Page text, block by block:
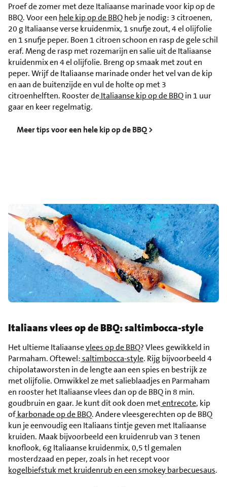
Proef de zomer met deze Italiaanse marinade voor kip op de
BBQ. Voor een hele kip op de BBQheb je nodig: 3 citroenen,
20 g Italiaanse verse kruidenmix, 1 snufje zout, 4 el olijfolie
en 1 snufje peper. Boen 1 citroen schoon en rasp de gele schil
eraf. Meng de rasp met rozemarijn en salie uit de Italiaanse
kruidenmix en 4 el olijfolie. Breng op smaak met zout en
peper. Wrijf de Italiaanse marinade onder het vel van de kip
en aan de buitenzijde en vul de holte op met 3
citroenhelften. Rooster deItaliaanse kip op de BBQin 1 uur
gaar en keer regelmatig.
Meer tips voor een hele kip op de BBQ >
Italiaans vlees op de BBQ: saltimbocca-style
Het ultieme Italiaansevlees op de BBQ? Vlees gewikkeld in
Parmaham. Oftewel:saltimbocca-style. Rijg bijvoorbeeld 4
chipolataworsten in de lengte aan een spies en bestrijk ze
met olijfolie. Omwikkel ze met salieblaadjes en Parmaham
en rooster het Italiaanse vlees dan op de BBQ in 8 min.
goudbruin en gaar. Je kunt dit ook doen metentrecote, kip
ofkarbonade op de BBQ. Andere vleesgerechten op de BBQ
kun je eenvoudig een Italiaans tintje geven met Italiaanse
kruiden. Maak bijvoorbeeld een kruidenrub van 3 tenen
knoflook, 6g Italiaanse kruidenmix, 0,5 tl gemalen
mosterdzaad en peper, zoals in het recept voor
kogelbiefstuk met kruidenrub en een smokey barbecuesaus.